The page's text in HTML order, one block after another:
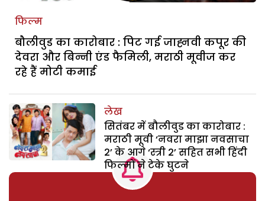
फिल्म
बौलीवुड का कारोबार : पिट गई जाह्नवी कपूर की
देवरा और बिन्नी एंड फैमिली, मराठी मूवीज कर
रहे हैं मोटी कमाई
लेख
सितंबर में बौलीवुड का कारोबार :
मराठी मूवी ‘नवरा माझा नवसाचा
2’ के आगे ‘स्त्री 2’ सहित सभी हिंदी
फिल्मों ने टेके घुटने